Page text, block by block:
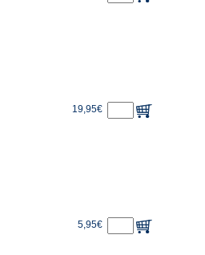
19,95€
5,95€